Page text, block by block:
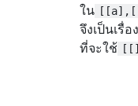
ใน
จึงเป็นเรื่
ที่จะใช้